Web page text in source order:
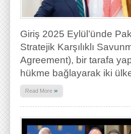
Giriş 2025 Eylül’ünde
Stratejik Karşılıklı
Agreement), bir tarafa
hükme bağlayarak iki
Read More »